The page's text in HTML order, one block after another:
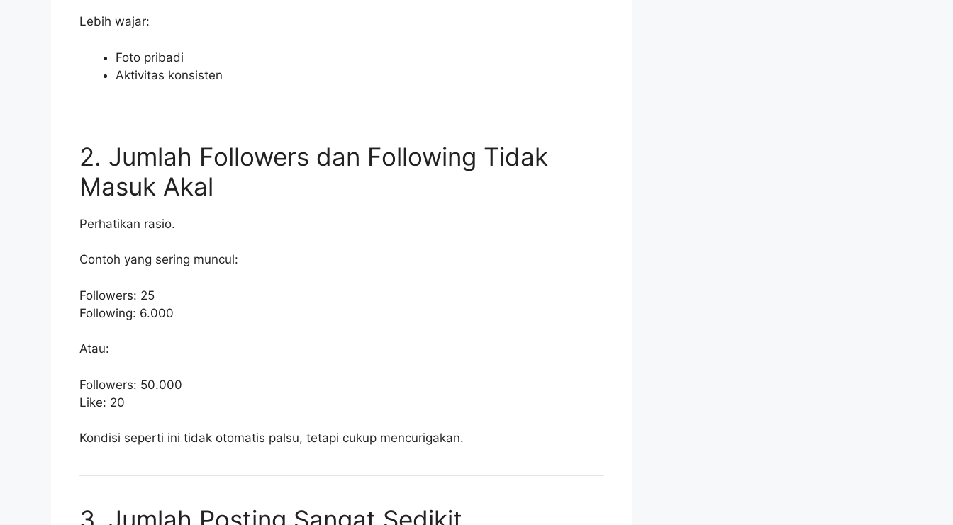
Lebih wajar:
Foto pribadi
Aktivitas konsisten
2. Jumlah Followers dan Following Tidak
Masuk Akal
Perhatikan rasio.
Contoh yang sering muncul:
Followers: 25
Following: 6.000
Atau:
Followers: 50.000
Like: 20
Kondisi seperti ini tidak otomatis palsu, tetapi cukup mencurigakan.